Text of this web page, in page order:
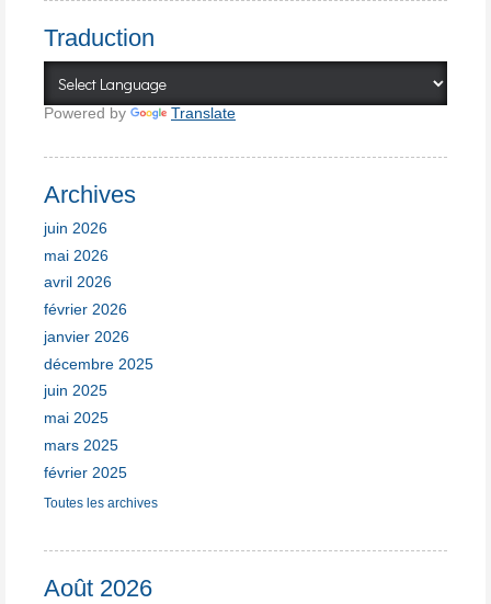
Traduction
Powered by Translate
Archives
juin 2026
mai 2026
avril 2026
février 2026
janvier 2026
décembre 2025
juin 2025
mai 2025
mars 2025
février 2025
Toutes les archives
Août 2026